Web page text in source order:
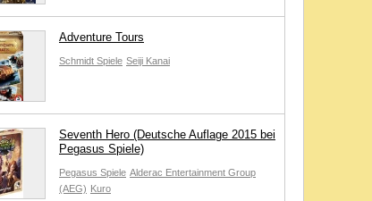
Adventure Tours
Schmidt Spiele Seiji Kanai
Seventh Hero (Deutsche Auflage 2015 bei
Pegasus Spiele)
Pegasus Spiele Alderac Entertainment Group
(AEG) Kuro